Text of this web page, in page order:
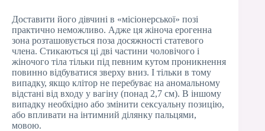
Доставити його дівчині в «місіонерської» позі
практично неможливо. Адже ця жіноча ерогенна
зона розташовується поза досяжності статевого
члена. Стикаються ці дві частини чоловічого і
жіночого тіла тільки під певним кутом проникнення
повинно відбуватися зверху вниз. І тільки в тому
випадку, якщо клітор не перебуває на аномальному
відстані від входу у вагіну (понад 2,7 см). В іншому
випадку необхідно або змінити сексуальну позицію,
або впливати на інтимний ділянку пальцями,
мовою.